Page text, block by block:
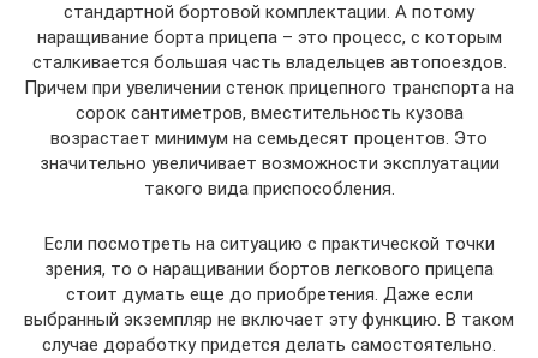
стандартной бортовой комплектации. А потому
наращивание борта прицепа – это процесс, с которым
сталкивается большая часть владельцев автопоездов.
Причем при увеличении стенок прицепного транспорта на
сорок сантиметров, вместительность кузова
возрастает минимум на семьдесят процентов. Это
значительно увеличивает возможности эксплуатации
такого вида приспособления.
Если посмотреть на ситуацию с практической точки
зрения, то о наращивании бортов легкового прицепа
стоит думать еще до приобретения. Даже если
выбранный экземпляр не включает эту функцию. В таком
случае доработку придется делать самостоятельно.